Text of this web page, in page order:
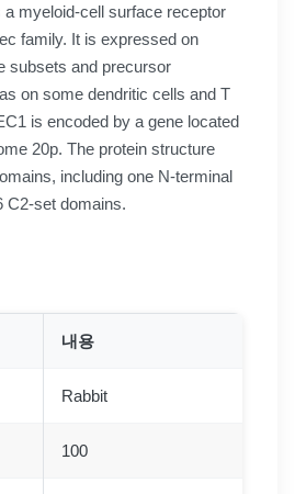
myeloid-cell surface receptor
family. It is expressed on
subsets and precursor
on some dendritic cells and T
is encoded by a gene located
20p. The protein structure
including one N-terminal
C2-set domains.
내용
Rabbit
100